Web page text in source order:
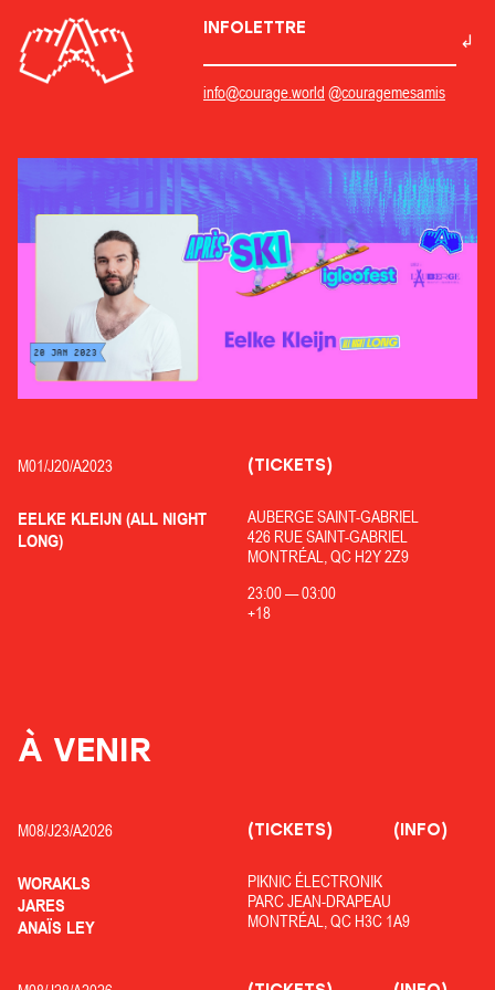
INFOLETTRE
info@courage.world @couragemesamis
M01/J20/A2023
EELKE KLEIJN (ALL NIGHT
LONG)
AUBERGE SAINT-GABRIEL
426 RUE SAINT-GABRIEL
MONTRÉAL, QC H2Y 2Z9
23:00—03:00
+18
(TICKETS)
À VENIR
M08/J23/A2026
WORAKLS
JARES
ANAÏS LEY
PIKNIC ÉLECTRONIK
PARC JEAN-DRAPEAU
MONTRÉAL, QC H3C 1A9
(TICKETS) (INFO)